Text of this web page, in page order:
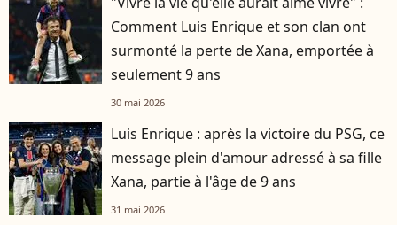
Comment Luis Enrique et son clan ont
surmonté la perte de Xana, emportée à
seulement 9 ans
30 mai 2026
Luis Enrique : après la victoire du PSG, ce
message plein d'amour adressé à sa fille
Xana, partie à l'âge de 9 ans
31 mai 2026